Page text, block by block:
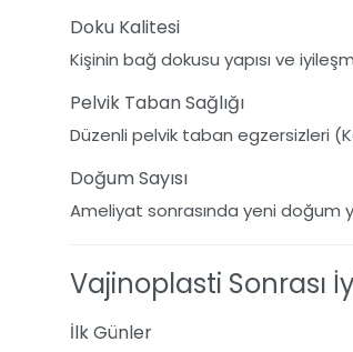
Doku Kalitesi
Kişinin bağ dokusu yapısı ve
Pelvik Taban Sağlığı
Düzenli pelvik taban egzersizleri
Doğum Sayısı
Ameliyat sonrasında yeni doğum
Vajinoplasti Sonrası
İlk Günler